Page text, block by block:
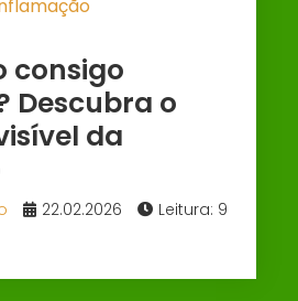
consigo
Descubra o
da
22.02.2026
Leitura: 9